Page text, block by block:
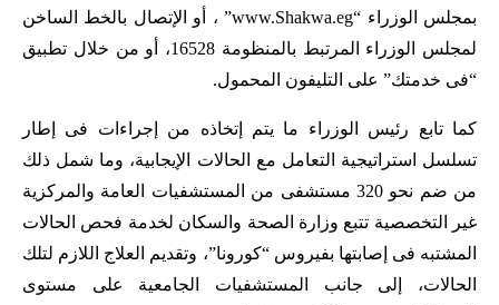
بمجلس الوزراء “www.Shakwa.eg” ، أو الإتصال بالخط الساخن
لمجلس الوزراء المرتبط بالمنظومة 16528، أو من خلال تطبيق
“فى خدمتك” على التليفون المحمول.
كما تابع رئيس الوزراء ما يتم إتخاذه من إجراءات فى إطار
تسلسل استراتيجية التعامل مع الحالات الإيجابية، وما شمل ذلك
من ضم نحو 320 مستشفى من المستشفيات العامة والمركزية
غير التخصصية تتبع وزارة الصحة والسكان لخدمة فحص الحالات
المشتبه فى إصابتها بفيروس “كورونا”، وتقديم العلاج اللازم لتلك
الحالات، إلى جانب المستشفيات الجامعية على مستوى